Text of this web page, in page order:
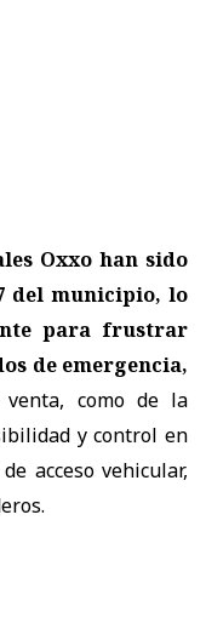
Oxxo han sido
del municipio, lo
para frustrar
de emergencia,
como de la
y control en
acceso vehicular,